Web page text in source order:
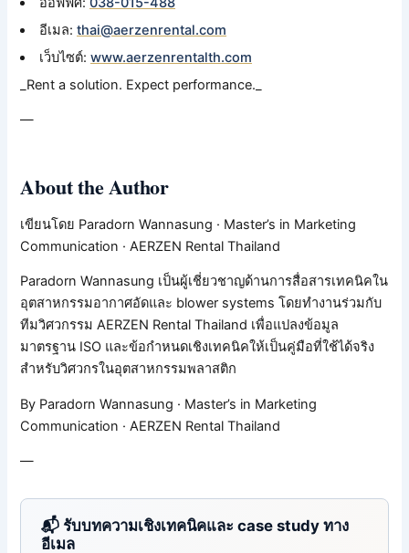
อีเมล:thai@aerzenrental.com
เว็บไซต์:www.aerzenrentalth.com
_Rent a solution. Expect performance._
—
About the Author
เขียนโดย Paradorn Wannasung · Master’s in Marketing
Communication · AERZEN Rental Thailand
Paradorn Wannasung เป็นผู้เชี่ยวชาญด้านการสื่อสารเทคนิคใน
อุตสาหกรรมอากาศอัดและ blower systems โดยทำงานร่วมกับ
ทีมวิศวกรรม AERZEN Rental Thailand เพื่อแปลงข้อมูล
มาตรฐาน ISO และข้อกำหนดเชิงเทคนิคให้เป็นคู่มือที่ใช้ได้จริง
สำหรับวิศวกรในอุตสาหกรรมพลาสติก
By Paradorn Wannasung · Master’s in Marketing
Communication · AERZEN Rental Thailand
—
📬 รับบทความเชิงเทคนิคและ case study ทาง
อีเมล